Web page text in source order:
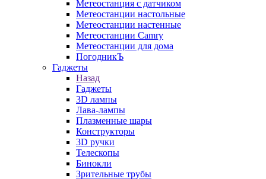
Метеостанция с датчиком
Метеостанции настольные
Метеостанции настенные
Метеостанции Camry
Метеостанции для дома
ПогодникЪ
Гаджеты
Назад
Гаджеты
3D лампы
Лава-лампы
Плазменные шары
Конструкторы
3D ручки
Телескопы
Бинокли
Зрительные трубы